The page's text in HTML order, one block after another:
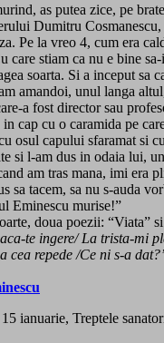
as putea zice, pe
Dumitru
Pe la vreo 4, cum era
care stiam ca nu e bine
soarta. Si a inceput sa
amandoi, unul langa
a fost director sau
cap cu o caramida pe
osul capului sfaramat si
si l-am dus in odaia lui,
am tras mana, imi era
sa tacem, sa nu s-auda
Eminescu murise!”
doua poezii: “Viata” si
te ingere/ La trista-mi
cea repede /Ce ni s-a
ianuarie, Treptele